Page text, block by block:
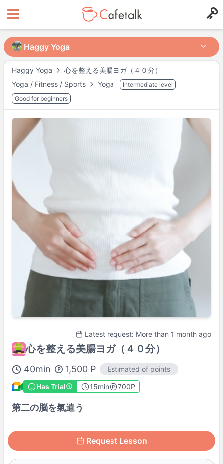
Haggy Yoga
心を整える美腸ヨガ（４０分）
Yoga / Fitness / Sports
Yoga
Intermediate level
Good for beginners
Latest request: More than 1 month ago
心を整える美腸ヨガ（４０分）
40min 1,500 P Estimated of points
Has Trial 15min 700P
第二の脳を氣遣う
Request Lesson
Haggy Yoga
Haggy Yoga
from in
174
Available Times
100% Satisfaction Guaranteed Lesson
Details Here→